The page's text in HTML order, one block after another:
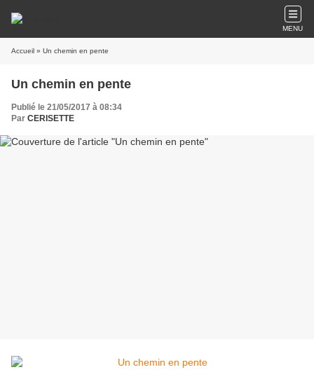
MENU
Accueil » Un chemin en pente
Un chemin en pente
Publié le 21/05/2017 à 08:34
Par CERISETTE